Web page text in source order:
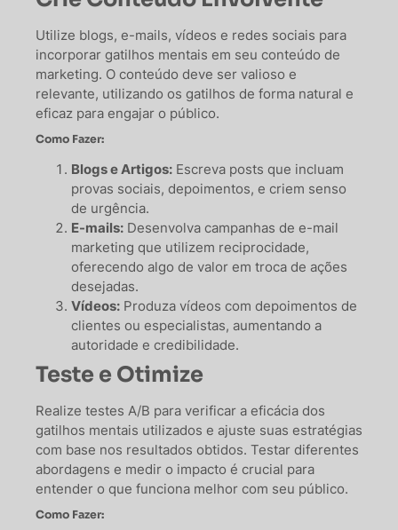
Utilize blogs, e-mails, vídeos e redes sociais para
incorporar gatilhos mentais em seu conteúdo de
marketing. O conteúdo deve ser valioso e
relevante, utilizando os gatilhos de forma natural e
eficaz para engajar o público.
Como Fazer:
Blogs e Artigos: Escreva posts que incluam
provas sociais, depoimentos, e criem senso
de urgência.
E-mails: Desenvolva campanhas de e-mail
marketing que utilizem reciprocidade,
oferecendo algo de valor em troca de ações
desejadas.
Vídeos: Produza vídeos com depoimentos de
clientes ou especialistas, aumentando a
autoridade e credibilidade.
Teste e Otimize
Realize testes A/B para verificar a eficácia dos
gatilhos mentais utilizados e ajuste suas estratégias
com base nos resultados obtidos. Testar diferentes
abordagens e medir o impacto é crucial para
entender o que funciona melhor com seu público.
Como Fazer: